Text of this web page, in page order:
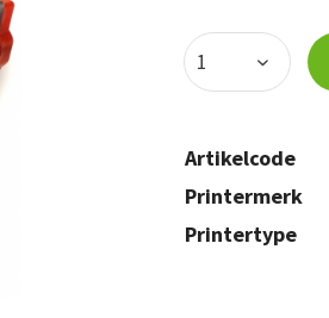
Artikelcode
Printermerk
Printertype